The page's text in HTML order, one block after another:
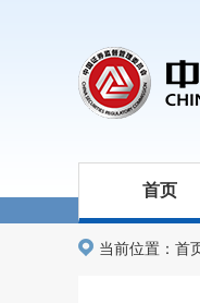
首页
当前位置： 首